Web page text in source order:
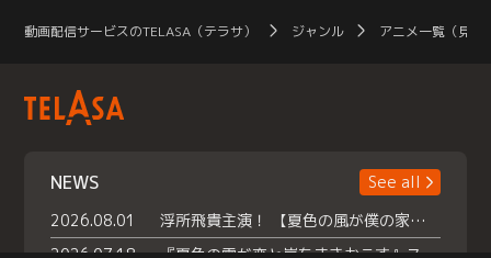
動画配信サービスのTELASA（テラサ） ジャンル アニメ一覧（見放
NEWS
See all
2026.08.01
浮所飛貴主演！ 【夏色の風が僕の家にやってきた】 本日よりテラサで独占配信スタート！